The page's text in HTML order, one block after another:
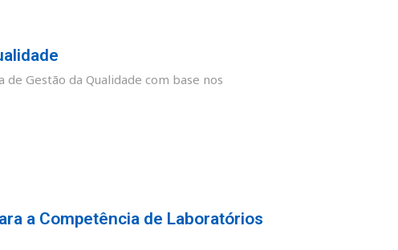
Gestão da Qualidade com base nos
a Competência de Laboratórios